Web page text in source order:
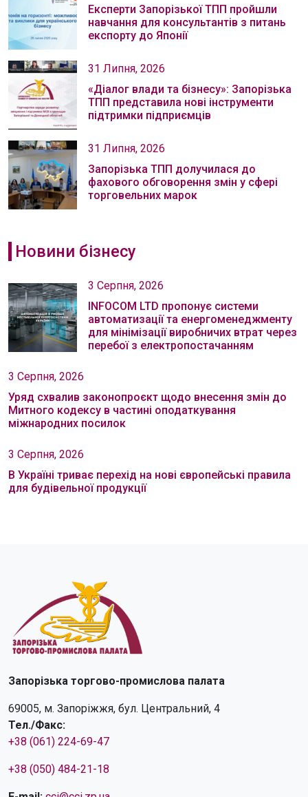
Експерти Запорізької ТПП пройшли
навчання для консультантів з питань
експорту до Японії
31 Липня, 2026
«Діалог влади та бізнесу»: Запорізька
ТПП представила нові інструменти
підтримки підприємців
31 Липня, 2026
Запорізька ТПП долучилася до
фахового обговорення змін у сфері
торговельних марок
Новини бізнесу
3 Серпня, 2026
INFOCOM LTD пропонує системи
автоматизації та енергоменеджменту
для мінімізації виробничих втрат через
перебої з електропостачанням
3 Серпня, 2026
Уряд схвалив законопроєкт щодо внесення змін до
Митного кодексу в частині оподаткування
міжнародних посилок
3 Серпня, 2026
В Україні триває перехід на нові європейські правила
для будівельної продукції
Запорізька торгово-промислова палата
69005, м. Запоріжжя, бул. Центральний, 4
Тел./Факс:
+38 (061) 224-69-47
+38 (050) 484-21-18